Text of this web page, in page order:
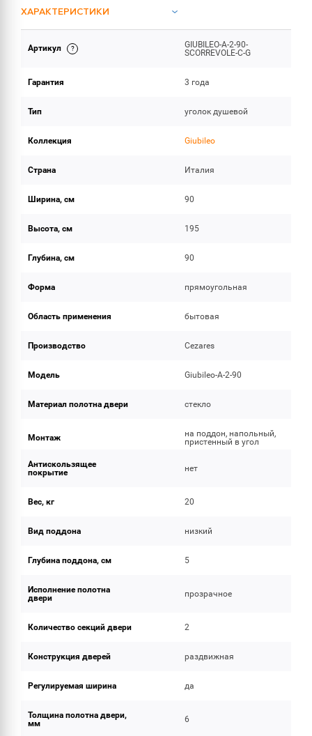
ХАРАКТЕРИСТИКИ
ОБЪЕМ ПОСТАВКИ
Артикул
GIUBILEO-A-2-90-
SCORREVOLE-C-G
Гарантия 3 года
Тип уголок душевой
Коллекция Giubileo
Страна Италия
Ширина, см 90
Высота, см 195
Глубина, см 90
Форма прямоугольная
Область применения бытовая
Производство Cezares
Модель Giubileo-A-2-90
Материал полотна двери стекло
Монтаж
на поддон, напольный,
пристенный в угол
Антискользящее
покрытие
нет
Вес, кг 20
Вид поддона низкий
Глубина поддона, см 5
Исполнение полотна
двери
прозрачное
Количество секций двери 2
Конструкция дверей раздвижная
Регулируемая ширина да
Толщина полотна двери,
мм
6